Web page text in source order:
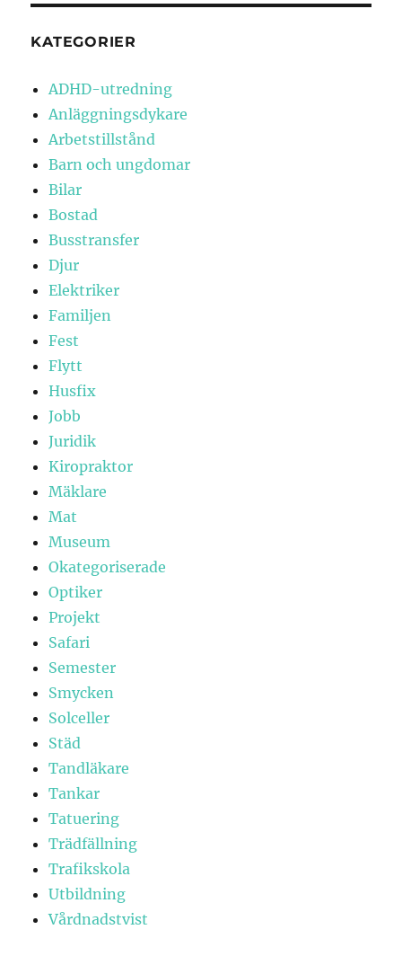
KATEGORIER
ADHD-utredning
Anläggningsdykare
Arbetstillstånd
Barn och ungdomar
Bilar
Bostad
Busstransfer
Djur
Elektriker
Familjen
Fest
Flytt
Husfix
Jobb
Juridik
Kiropraktor
Mäklare
Mat
Museum
Okategoriserade
Optiker
Projekt
Safari
Semester
Smycken
Solceller
Städ
Tandläkare
Tankar
Tatuering
Trädfällning
Trafikskola
Utbildning
Vårdnadstvist